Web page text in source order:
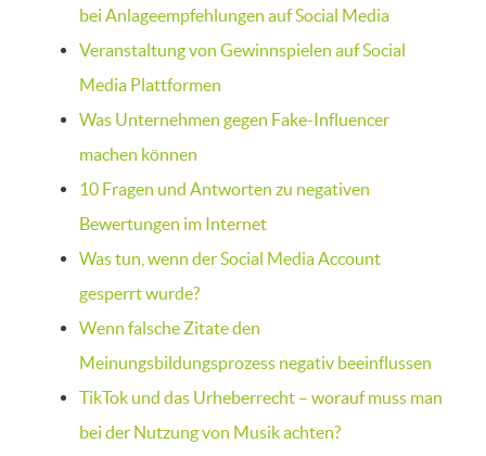
bei Anlageempfehlungen auf Social Media
Veranstaltung von Gewinnspielen auf Social
Media Plattformen
Was Unternehmen gegen Fake-Influencer
machen können
10 Fragen und Antworten zu negativen
Bewertungen im Internet
Was tun, wenn der Social Media Account
gesperrt wurde?
Wenn falsche Zitate den
Meinungsbildungsprozess negativ beeinflussen
TikTok und das Urheberrecht – worauf muss man
bei der Nutzung von Musik achten?